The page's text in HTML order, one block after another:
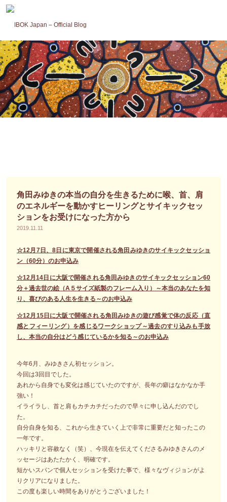
ツ
へ
ス
キ
ッ
プ
角田みゆきの本当の自分を生きるために喉、首、肩
のエネルギーを動かすヒーリングとサイキックセッ
ションをお受けになった方から
2019.11.11
☆12月7日、8日に東京で開催される角田みゆきのサイキックセッショ
ン（60分）のお申込み
☆12月14日に大阪で開催される角田みゆきのサイキックセッション60
分＋過去世の絵（A５サイズ紙製のフレーム入り）～本当のあなたを知
り、喜びのある人生を生きる～のお申込み
☆12月15日に大阪で開催される角田みゆきの遊び感覚で体の反応（直
感とフィーリング）を感じるワークショップ～過去のすり込みも手放
し、本当の自分はどう感じているかを知る～のお申込み
今年6月、みゆきさん初セッション。
今回は3回目でした。
あれから自身でも変化は感じていたのですが、長年の癖はなかなか手
強い！
イライラし、首と肩もカチカチだったので早々に申し込んだのでし
た。
自分自身を知る、これから生きていく上で非常に重要だと知ったこの
一年です。
ハッキリと容赦なく（笑）、今現在を伝えてくださるみゆきさんのメ
ッセージはあたたかく、明確です。
短かいスパンで個人セッションを受けた事で、様々なヴィジョンがよ
りクリアになりました。
この度も楽しい時間をありがとうございました！